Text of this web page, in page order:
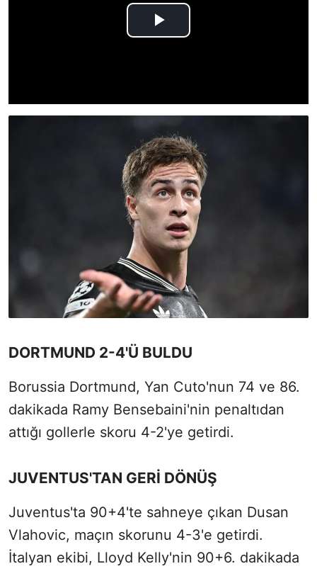
DORTMUND 2-4'Ü BULDU
Borussia Dortmund, Yan Cuto'nun 74 ve 86.
dakikada Ramy Bensebaini'nin penaltıdan
attığı gollerle skoru 4-2'ye getirdi.
JUVENTUS'TAN GERİ DÖNÜŞ
Juventus'ta 90+4'te sahneye çıkan Dusan
Vlahovic, maçın skorunu 4-3'e getirdi.
İtalyan ekibi, Lloyd Kelly'nin 90+6. dakikada